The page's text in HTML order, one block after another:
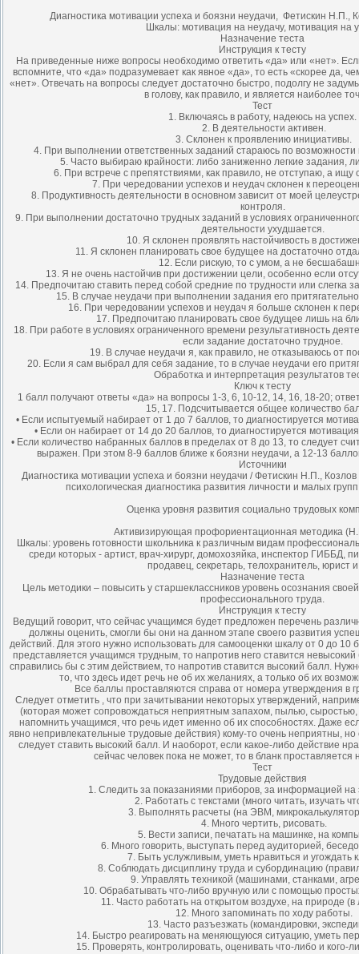
Диагностика мотивации успеха и боязни неудачи, Фетискин Н.П.,
Шкалы: мотивация на неудачу, мотивация на
Назначение теста
Инструкция к тесту
На приведенные ниже вопросы необходимо ответить «да» или «нет».
вспомните, что «да» подразумевает как явное «да», то есть «скорее да,
«нет». Отвечать на вопросы следует достаточно быстро, подолгу не
в голову, как правило, и является наиболее
Тест
1. Включаясь в работу, надеюсь на успех.
2. В деятельности активен.
3. Склонен к проявлению инициативы.
4. При выполнении ответственных заданий стараюсь по возможности
5. Часто выбираю крайности: либо заниженно легкие задания,
6. При встрече с препятствиями, как правило, не отступаю, а
7. При чередовании успехов и неудач склонен к
8. Продуктивность деятельности в основном зависит от моей
контроля.
9. При выполнении достаточно трудных заданий в условиях
деятельности ухудшается.
10. Я склонен проявлять настойчивость в
11. Я склонен планировать свое будущее на достаточно
12. Если рискую, то с умом, а не
13. Я не очень настойчив при достижении цели, особенно если
14. Предпочитаю ставить перед собой средние по трудности или
15. В случае неудачи при выполнении задания его
16. При чередовании успехов и неудач я больше склонен к
17. Предпочитаю планировать свое будущее лишь на
18. При работе в условиях ограниченного времени результативность
если задание достаточно трудное.
19. В случае неудачи я, как правило, не отказываюсь от
20. Если я сам выбрал для себя задание, то в случае неудачи его
Обработка и интерпретация результатов
Ключ к тесту
1 балл получают ответы «да» на вопросы 1-3, 6, 10-12, 14, 16, 18-20;
15, 17. Подсчитывается общее количество
• Если испытуемый набирает от 1 до 7 баллов, то диагностируется
• Если он набирает от 14 до 20 баллов, то диагностируется
• Если количество набранных баллов в пределах от 8 до 13, то следует
выражен. При этом 8-9 баллов ближе к боязни неудачи, а 12-13
Источники
Диагностика мотивации успеха и боязни неудачи / Фетискин Н.П.,
психологическая диагностика развития личности и малых
Оценка уровня развития социально трудовых
Активизирующая профориентационная методика
Шкалы: уровень готовности школьника к различным видам
среди которых - артист, врач-хирург, домохозяйка, инспектор ГИББД,
продавец, секретарь, телохранитель, юрист
Назначение теста
Цель методики – повысить у старшеклассников уровень осознания
профессионального труда.
Инструкция к тесту
Ведущий говорит, что сейчас учащимся будет предложен перечень
должны оценить, смогли бы они на данном этапе своего развития
действий. Для этого нужно использовать для самооценки шкалу от 0 до 10
представляется учащимся трудным, то напротив него ставится невысокий
справились бы с этим действием, то напротив ставится высокий балл.
то, что здесь идет речь не об их желаниях, а только об их
Все баллы проставляются справа от номера утверждения в
Следует отметить , что при зачитывании некоторых утверждений,
(которая может сопровождаться неприятным запахом, пылью,
напомнить учащимся, что речь идет именно об их способностях. Даже
явно непривлекательные трудовые действия) кому-то очень неприятны, но
следует ставить высокий балл. И наоборот, если какое-либо действие
сейчас человек пока не может, то в бланк проставляется
Тест
Трудовые действия
1. Следить за показаниями приборов, за информацией на
2. Работать с текстами (много читать, изучать
3. Выполнять расчеты (на ЭВМ,
4. Много чертить, рисовать.
5. Вести записи, печатать на машинке, на
6. Много говорить, выступать перед аудиторией,
7. Быть услужливым, уметь нравиться и угождать
8. Соблюдать дисциплину труда и субординацию
9. Управлять техникой (машинами, станками,
10. Обрабатывать что-либо вручную или с помощью
11. Часто работать на открытом воздухе, на природе
12. Много запоминать по ходу работы.
13. Часто разъезжать (командировки,
14. Быстро реагировать на меняющуюся ситуацию, уметь
15. Проверять, контролировать, оценивать что-либо и кого-